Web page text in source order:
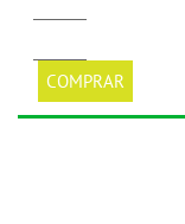
COMPRAR